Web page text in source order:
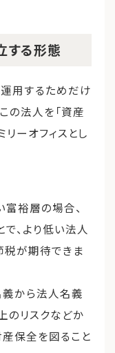
する形態
用するためだけ
の法人を「資産
リーオフィスとし
裕層の場合、
、より低い法人
税が期待できま
から法人名義
のリスクなどか
保全を図ること